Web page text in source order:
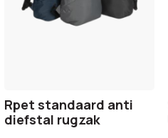
Rpet standaard anti
diefstal rugzak